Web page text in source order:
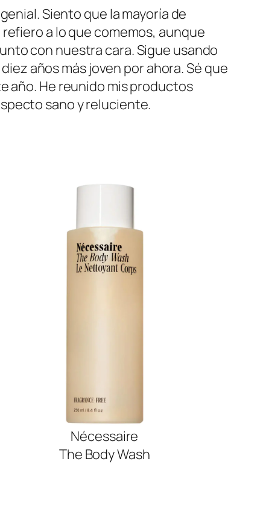
Siento que la mayoría de
a lo que comemos, aunque
con nuestra cara. Sigue usando
años más joven por ahora. Sé que
año. He reunido mis productos
sano y reluciente.
Nécessaire
The Body Wash